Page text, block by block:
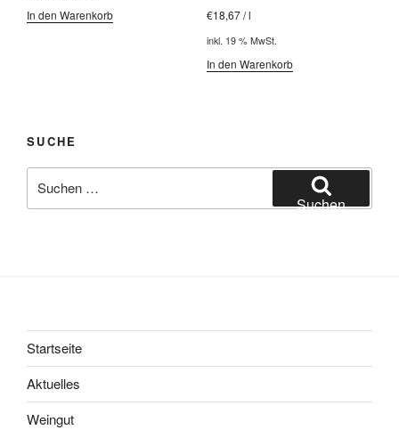
In den Warenkorb €18,67/l
inkl. 19 % MwSt.
In den Warenkorb
SUCHE
nach:
Suchen
Startseite
Aktuelles
Weingut